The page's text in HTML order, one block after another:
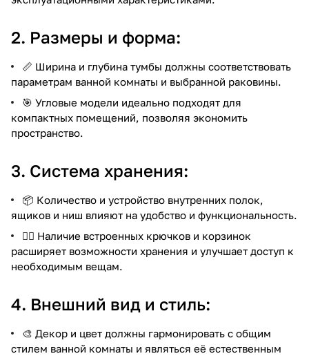
2. Размеры и форма:
📏 Ширина и глубина тумбы должны соответствовать
параметрам ванной комнаты и выбранной раковины.
🎯 Угловые модели идеально подходят для
компактных помещений, позволяя экономить
пространство.
3. Система хранения:
📦 Количество и устройство внутренних полок,
ящиков и ниш влияют на удобство и функциональность.
🏋️‍♂️ Наличие встроенных крючков и корзинок
расширяет возможности хранения и улучшает доступ к
необходимым вещам.
4. Внешний вид и стиль:
🎨 Декор и цвет должны гармонировать с общим
стилем ванной комнаты и являться её естественным